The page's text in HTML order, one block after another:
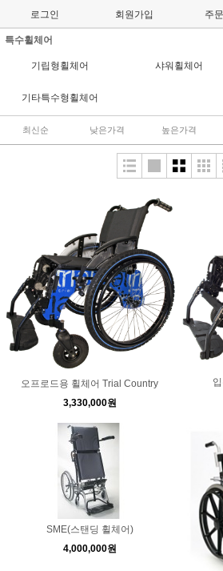
로그인 회원가입 주
특수휠체어
기립형휠체어 샤워휠체어
기타특수형휠체어
최신순 낮은가격 높은가격
오프로드용 휠체어 Trial Country
3,330,000원
SME(스탠딩 휠체어)
4,000,000원